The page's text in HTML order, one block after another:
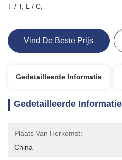
T / T, L / C,
Vind De Beste Prijs
Gedetailleerde Informatie
Gedetailleerde Informatie
Plaats Van Herkomst:
China